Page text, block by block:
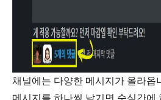
채널에는 다양한 메시지가 올라옵
메시지를 하나씩 남기면 순식간에